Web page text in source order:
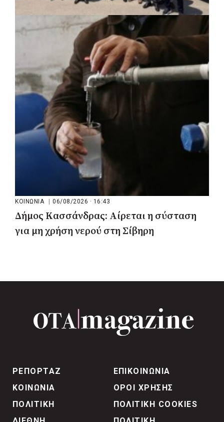
06/08/2026 · 17:01
Περιφέρεια Στερεάς Ελλάδας: Ενίσχυση
του ΕΣΥ με 34 νέα ασθενοφόρα από
πόρους του ΕΣΠΑ
ΚΟΙΝΩΝΙΑ | 06/08/2026 · 16:43
Δήμος Κασσάνδρας: Αίρεται η σύσταση
για μη χρήση νερού στη Σίβηρη
ΡΕΠΟΡΤΑΖ
ΚΟΙΝΩΝΙΑ
ΠΟΛΙΤΙΚΗ
ΕΠΙΚΟΙΝΩΝΙΑ
ΟΡΟΙ ΧΡΗΣΗΣ
ΠΟΛΙΤΙΚΗ COOKIES